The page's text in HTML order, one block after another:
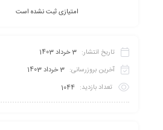
امتیازی ثبت نشده است
تاریخ انتشار: 3 خرداد 1403
آخرین بروزرسانی: 3 خرداد 1403
تعداد بازدید: 1044